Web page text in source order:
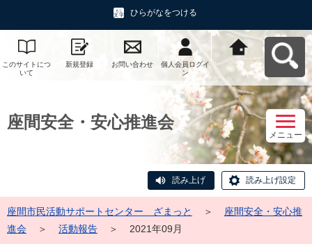
ひらがなをつける
このサイトにつ
いて
新規登録 お問い合わせ
個人会員ログイ
ン
座間市民活動サ
ポートセンタ
ー ざまっとへ
戻る
座間安全・安心推進会
メニュー
読み上げ 読み上げ設定
座間市民活動サポートセンター ざまっと ＞
座間安全・安心推
進会
＞ 活動報告 ＞ 2021年09月